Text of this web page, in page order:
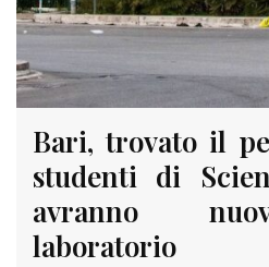
Bari, trovato il
studenti di
avranno
laboratorio